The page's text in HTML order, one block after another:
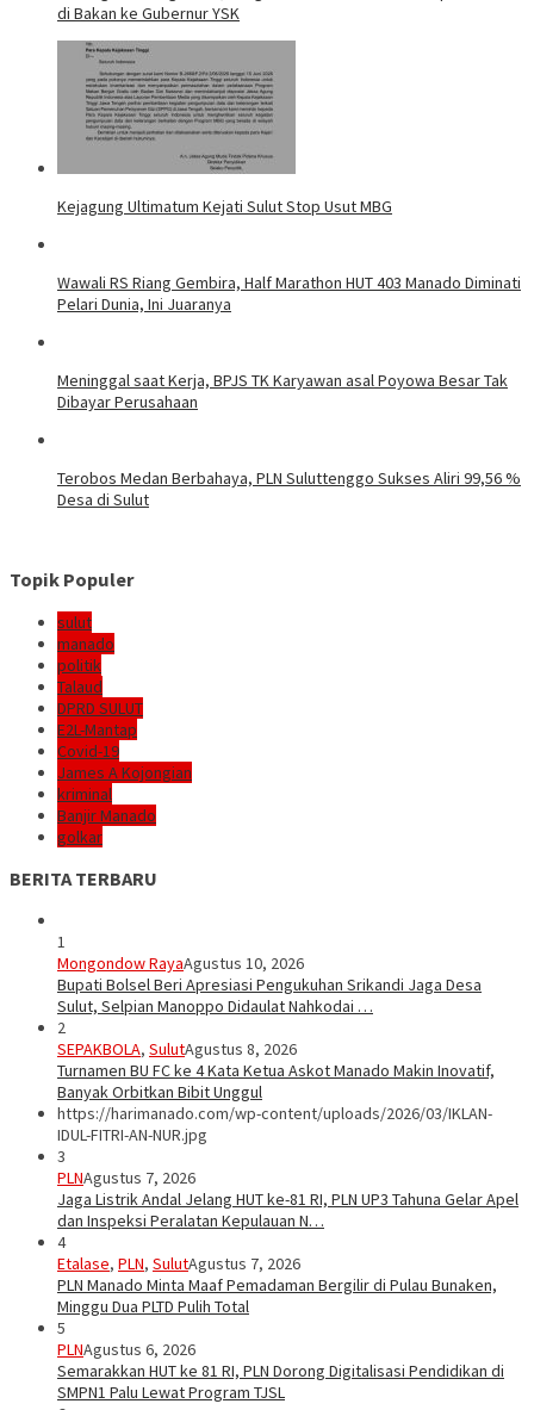
di Bakan ke Gubernur YSK
Kejagung Ultimatum Kejati Sulut Stop Usut MBG
Wawali RS Riang Gembira, Half Marathon HUT 403 Manado Diminati
Pelari Dunia, Ini Juaranya
Meninggal saat Kerja, BPJS TK Karyawan asal Poyowa Besar Tak
Dibayar Perusahaan
Terobos Medan Berbahaya, PLN Suluttenggo Sukses Aliri 99,56 %
Desa di Sulut
Topik Populer
sulut
manado
politik
Talaud
DPRD SULUT
E2L-Mantap
Covid-19
James A Kojongian
kriminal
Banjir Manado
golkar
BERITA TERBARU
1
Mongondow RayaAgustus 10, 2026
Bupati Bolsel Beri Apresiasi Pengukuhan Srikandi Jaga Desa
Sulut, Selpian Manoppo Didaulat Nahkodai …
2
SEPAKBOLA, SulutAgustus 8, 2026
Turnamen BU FC ke 4 Kata Ketua Askot Manado Makin Inovatif,
Banyak Orbitkan Bibit Unggul
https://harimanado.com/wp-content/uploads/2026/03/IKLAN-
IDUL-FITRI-AN-NUR.jpg
3
PLNAgustus 7, 2026
Jaga Listrik Andal Jelang HUT ke-81 RI, PLN UP3 Tahuna Gelar Apel
dan Inspeksi Peralatan Kepulauan N…
4
Etalase, PLN, SulutAgustus 7, 2026
PLN Manado Minta Maaf Pemadaman Bergilir di Pulau Bunaken,
Minggu Dua PLTD Pulih Total
5
PLNAgustus 6, 2026
Semarakkan HUT ke 81 RI, PLN Dorong Digitalisasi Pendidikan di
SMPN1 Palu Lewat Program TJSL